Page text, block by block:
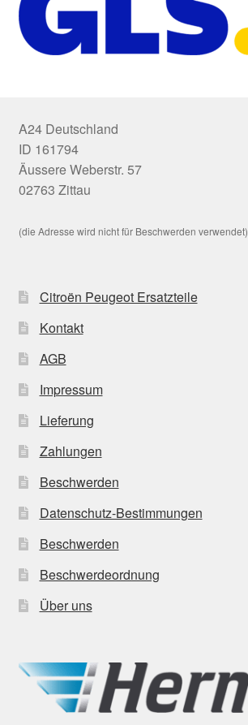
A24 Deutschland
ID 161794
Äussere Weberstr. 57
02763 Zittau
(die Adresse wird nicht für Beschwerden verwendet)
Citroën Peugeot Ersatzteile
Kontakt
AGB
Impressum
Lieferung
Zahlungen
Beschwerden
Datenschutz-Bestimmungen
Beschwerden
Beschwerdeordnung
Über uns